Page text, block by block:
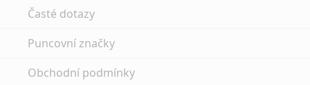
Časté dotazy
Puncovní značky
Obchodní podmínky